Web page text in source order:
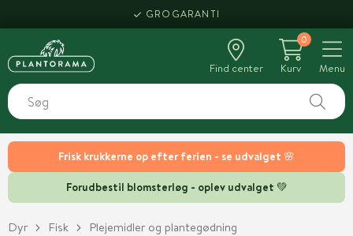
Frisk krukkerne op efter ferien - se udvalget 🌸
Forudbestil blomsterløg - oplev udvalget 💚
GROGARANTI
Find center
0
Kurv
Menu
Dyr Fisk Plejemidler og plantegødning